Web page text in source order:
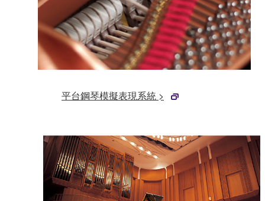
平台鋼琴模擬表現系統 >